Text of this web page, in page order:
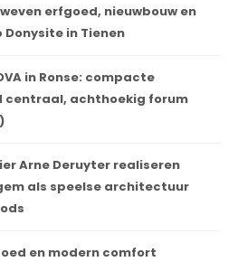
erfgoed, nieuwbouw en
in Tienen
in Ronse: compacte
centraal, achthoekig forum
Arne Deruyter realiseren
als speelse architectuur
en modern comfort